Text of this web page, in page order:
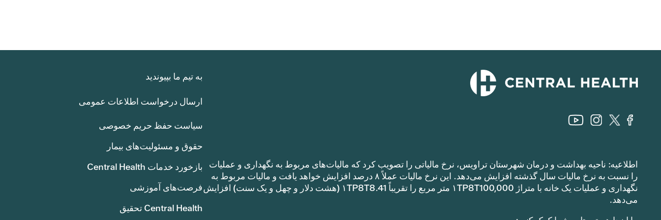
اطلاعیه: ناحیه بهداشت و درمان شهرستان تراویس، نرخ مالیاتی را تصویب کرد که مالیات‌های مربوط به نگهداری و عملیات
را نسبت به نرخ مالیات سال گذشته افزایش می‌دهد. این نرخ مالیات عملاً ۸ درصد افزایش خواهد یافت و مالیات مربوط به
نگهداری و عملیات یک خانه با متراژ ۱TP8T100,000 متر مربع را تقریباً ۱TP8T8.41 (هشت دلار و چهل و یک سنت) افزایش
می‌دهد.
به تیم ما بپیوندید
ارسال درخواست اطلاعات عمومی
سیاست حفظ حریم خصوصی
حقوق و مسئولیت‌های بیمار
بازخورد خدمات Central Health
فرصت‌های آموزشی
Central Health تحقیق